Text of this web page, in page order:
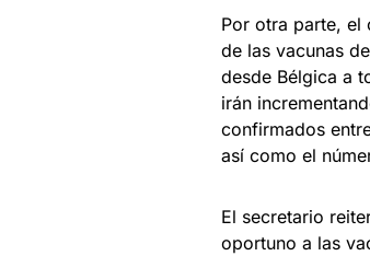
Por otra parte, el
de las vacunas
desde Bélgica a
irán
confirmados
así como el
El secretario
oportuno a las